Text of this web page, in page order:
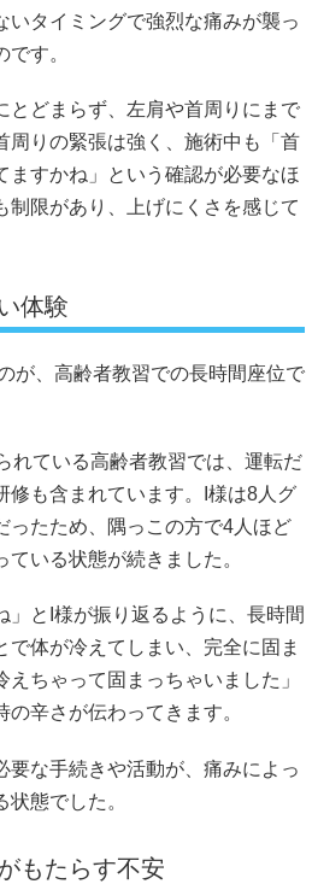
いタイミングで強烈な痛みが襲っ
す。
とどまらず、左肩や首周りにまで
周りの緊張は強く、施術中も「首
ますかね」という確認が必要なほ
制限があり、上げにくさを感じて
体験
が、高齢者教習での長時間座位で
れている高齢者教習では、運転だ
修も含まれています。I様は8人グ
ったため、隅っこの方で4人ほど
いる状態が続きました。
」とI様が振り返るように、長時間
で体が冷えてしまい、完全に固ま
ちゃって固まっちゃいました」
辛さが伝わってきます。
要な手続きや活動が、痛みによっ
態でした。
もたらす不安